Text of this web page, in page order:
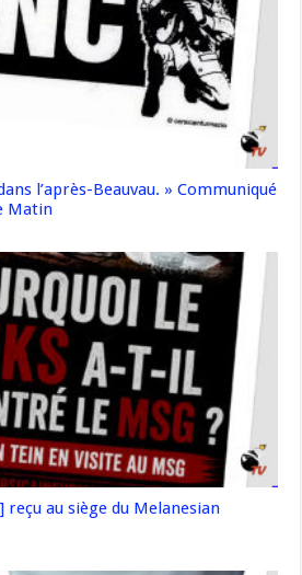
l’après-Beauvau. » Communiqué
Matin
reçu au siège du Melanesian